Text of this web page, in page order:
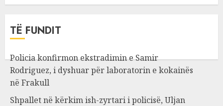
TË FUNDIT
Policia konfirmon ekstradimin e Samir
Rodriguez, i dyshuar për laboratorin e kokainës
në Frakull
Shpallet në kërkim ish-zyrtari i policisë, Uljan